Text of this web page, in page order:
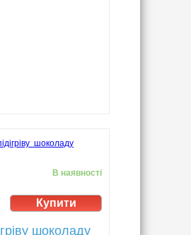
В наявності
шоколаду